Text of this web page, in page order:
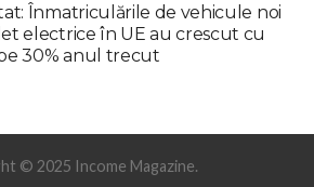
Înmatriculările de vehicule noi
electrice în UE au crescut cu
30% anul trecut
© 2025 Income Magazine.